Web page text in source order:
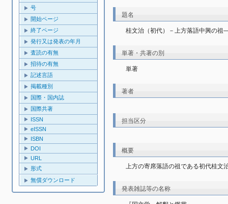
号
開始ページ
終了ページ
発行又は発表の年月
査読の有無
招待の有無
記述言語
掲載種別
国際・国内誌
国際共著
ISSN
eISSN
ISBN
DOI
URL
形式
無償ダウンロード
題名
桂文治（初代）－上方落語中興の祖
単著・共著の別
単著
著者
担当区分
概要
上方の寄席落語の祖である初代桂文
発表雑誌等の名称